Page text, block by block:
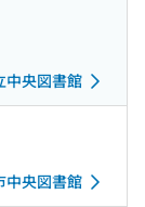
中央図書館
中央図書館